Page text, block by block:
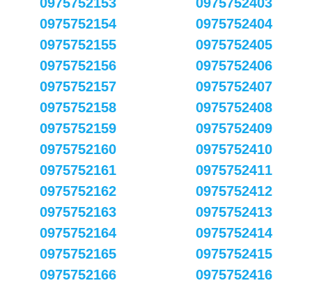
0975752154
0975752155
0975752156
0975752157
0975752158
0975752159
0975752160
0975752161
0975752162
0975752163
0975752164
0975752165
0975752166
0975752404
0975752405
0975752406
0975752407
0975752408
0975752409
0975752410
0975752411
0975752412
0975752413
0975752414
0975752415
0975752416